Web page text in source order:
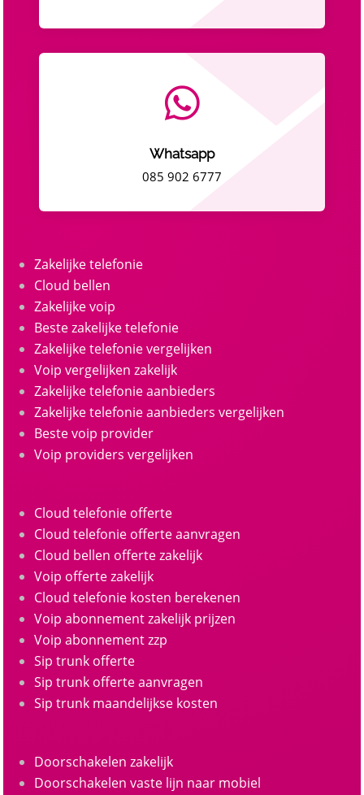

Whatsapp
085 902 6777
Zakelijke telefonie
Cloud bellen
Zakelijke voip
Beste zakelijke telefonie
Zakelijke telefonie vergelijken
Voip vergelijken zakelijk
Zakelijke telefonie aanbieders
Zakelijke telefonie aanbieders vergelijken
Beste voip provider
Voip providers vergelijken
Cloud telefonie offerte
Cloud telefonie offerte aanvragen
Cloud bellen offerte zakelijk
Voip offerte zakelijk
Cloud telefonie kosten berekenen
Voip abonnement zakelijk prijzen
Voip abonnement zzp
Sip trunk offerte
Sip trunk offerte aanvragen
Sip trunk maandelijkse kosten
Doorschakelen zakelijk
Doorschakelen vaste lijn naar mobiel